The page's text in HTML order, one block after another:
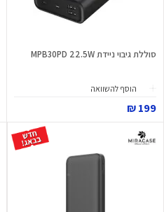
סוללת גיבוי ניידת MPB30PD 22.5W
הוסף להשוואה
199 ₪